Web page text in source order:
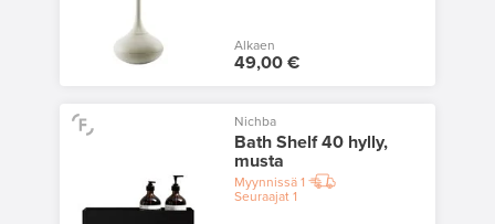
Alkaen
49,00 €
Nichba
Bath Shelf 40 hylly,
musta
Myynnissä1
Seuraajat1